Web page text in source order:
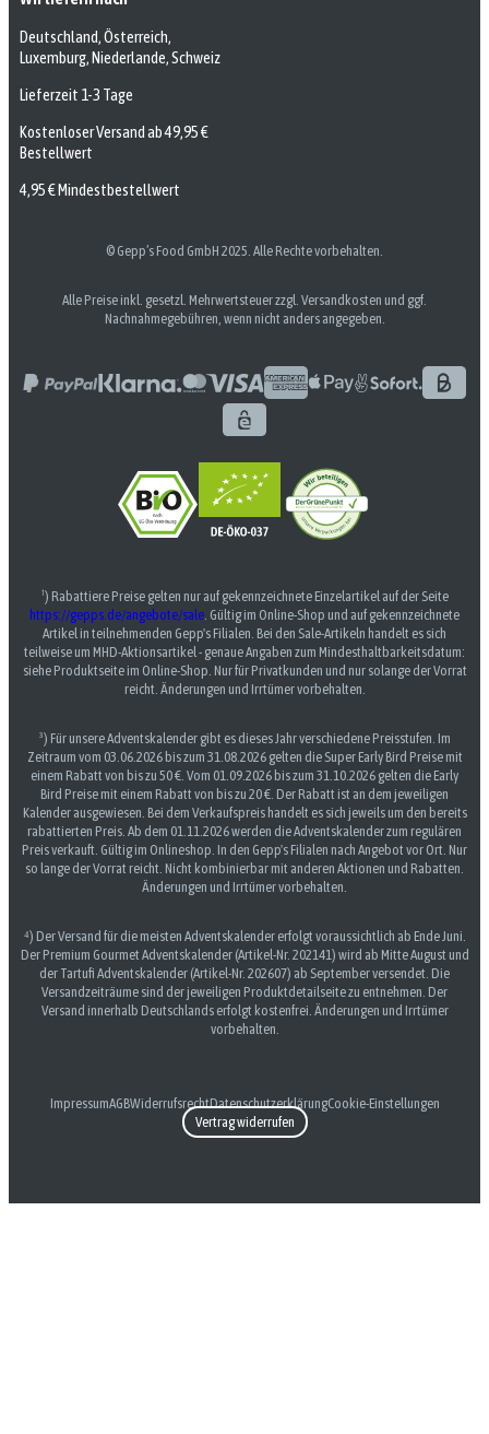
Deutschland, Österreich,
Luxemburg, Niederlande, Schweiz
Lieferzeit 1-3 Tage
Kostenloser Versand ab 49,95 €
Bestellwert
4,95 € Mindestbestellwert
© Gepp’s Food GmbH 2025. Alle Rechte vorbehalten.
Alle Preise inkl. gesetzl. Mehrwertsteuer zzgl. Versandkosten und ggf.
Nachnahmegebühren, wenn nicht anders angegeben.
¹) Rabattiere Preise gelten nur auf gekennzeichnete Einzelartikel auf der Seite
https://gepps.de/angebote/sale . Gültig im Online-Shop und auf gekennzeichnete
Artikel in teilnehmenden Gepp's Filialen. Bei den Sale-Artikeln handelt es sich
teilweise um MHD-Aktionsartikel - genaue Angaben zum Mindesthaltbarkeitsdatum:
siehe Produktseite im Online-Shop. Nur für Privatkunden und nur solange der Vorrat
reicht. Änderungen und Irrtümer vorbehalten.
³) Für unsere Adventskalender gibt es dieses Jahr verschiedene Preisstufen. Im
Zeitraum vom 03.06.2026 bis zum 31.08.2026 gelten die Super Early Bird Preise mit
einem Rabatt von bis zu 50 €. Vom 01.09.2026 bis zum 31.10.2026 gelten die Early
Bird Preise mit einem Rabatt von bis zu 20 €. Der Rabatt ist an dem jeweiligen
Kalender ausgewiesen. Bei dem Verkaufspreis handelt es sich jeweils um den bereits
rabattierten Preis. Ab dem 01.11.2026 werden die Adventskalender zum regulären
Preis verkauft. Gültig im Onlineshop. In den Gepp's Filialen nach Angebot vor Ort. Nur
so lange der Vorrat reicht. Nicht kombinierbar mit anderen Aktionen und Rabatten.
Änderungen und Irrtümer vorbehalten.
⁴) Der Versand für die meisten Adventskalender erfolgt voraussichtlich ab Ende Juni.
Der Premium Gourmet Adventskalender (Artikel-Nr. 202141) wird ab Mitte August und
der Tartufi Adventskalender (Artikel-Nr. 202607) ab September versendet. Die
Versandzeiträume sind der jeweiligen Produktdetailseite zu entnehmen. Der
Versand innerhalb Deutschlands erfolgt kostenfrei. Änderungen und Irrtümer
vorbehalten.
ImpressumAGBWiderrufsrechtDatenschutzerklärungCookie-Einstellungen
Vertrag widerrufen